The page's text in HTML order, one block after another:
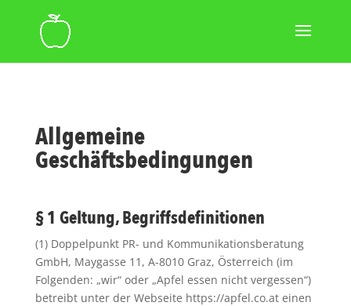
Allgemeine
Geschäftsbedingungen
§ 1 Geltung, Begriffsdefinitionen
(1) Doppelpunkt PR- und Kommunikationsberatung
GmbH, Maygasse 11, A-8010 Graz, Österreich (im
Folgenden: „wir“ oder „Apfel essen nicht vergessen“)
betreibt unter der Webseite https://apfel.co.at einen